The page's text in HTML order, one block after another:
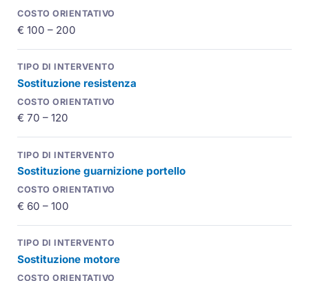
€ 100 – 200
Sostituzione resistenza
€ 70 – 120
Sostituzione guarnizione portello
€ 60 – 100
Sostituzione motore